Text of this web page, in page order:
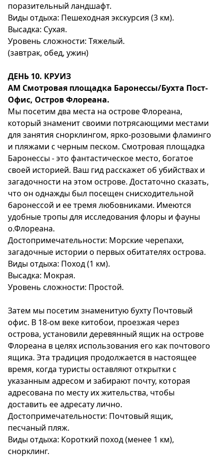
поразительный ландшафт.
Виды отдыха: Пешеходная экскурсия (3 км).
Высадка: Сухая.
Уровень сложности: Тяжелый.
(завтрак, обед, ужин)
ДЕНЬ 10. КРУИЗ
АМ Смотровая площадка Баронессы/Бухта Пост-
Офис, Остров Флореана.
Мы посетим два места на острове Флореана,
который знаменит своими потрясающими местами
для занятия снорклингом, ярко-розовыми фламинго
и пляжами с черным песком. Смотровая площадка
Баронессы - это фантастическое место, богатое
своей историей. Ваш гид расскажет об убийствах и
загадочности на этом острове. Достаточно сказать,
что он однажды был посещен снисходительной
баронессой и ее тремя любовниками. Имеются
удобные тропы для исследования флоры и фауны
о.Флореана.
Достопримечательности: Морские черепахи,
загадочные истории о первых обитателях острова.
Виды отдыха: Поход (1 км).
Высадка: Мокрая.
Уровень сложности: Простой.
Затем мы посетим знаменитую бухту Почтовый
офис. В 18-ом веке китобои, проезжая через
острова, установили деревянный ящик на острове
Флореана в целях использования его как почтового
ящика. Эта традиция продолжается в настоящее
время, когда туристы оставляют открытки с
указанным адресом и забирают почту, которая
адресована по месту их жительства, чтобы
доставить ее адресату лично.
Достопримечательности: Почтовый ящик,
песчаный пляж.
Виды отдыха: Короткий поход (менее 1 км),
снорклинг.